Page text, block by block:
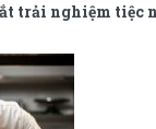
trải nghiệm tiệc